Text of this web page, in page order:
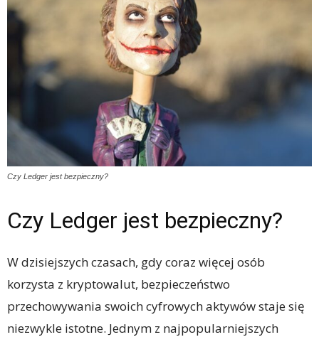
Czy Ledger jest bezpieczny?
Czy Ledger jest bezpieczny?
W dzisiejszych czasach, gdy coraz więcej osób
korzysta z kryptowalut, bezpieczeństwo
przechowywania swoich cyfrowych aktywów staje się
niezwykle istotne. Jednym z najpopularniejszych